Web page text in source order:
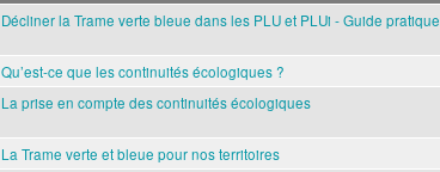
Décliner la Trame verte bleue dans les PLU et PLUi - Guide pratique
Qu’est-ce que les continuités écologiques ?
La prise en compte des continuités écologiques
La Trame verte et bleue pour nos territoires